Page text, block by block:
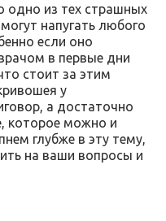
одно из тех страшных
напугать любого
если оно
в первые дни
стоит за этим
у
а достаточно
которое можно и
глубже в эту тему,
на ваши вопросы и